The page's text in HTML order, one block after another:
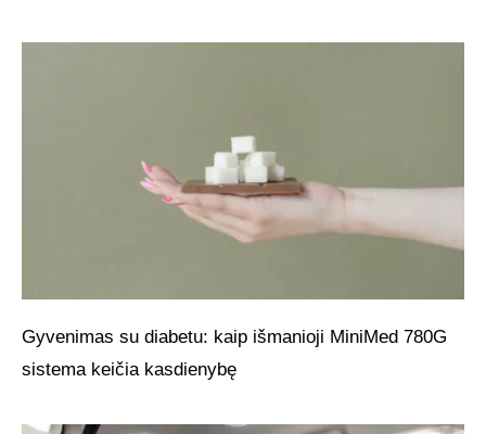
Gyvenimas su diabetu: kaip išmanioji MiniMed 780G
sistema keičia kasdienybę